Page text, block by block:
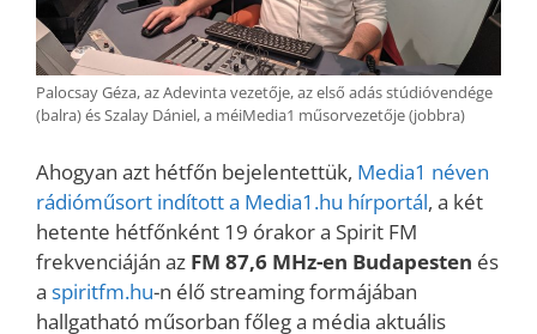
Palocsay Géza, az Adevinta vezetője, az első adás stúdióvendége
(balra) és Szalay Dániel, a méiMedia1 műsorvezetője (jobbra)
Ahogyan azt hétfőn bejelentettük, Media1 néven
rádióműsort indított a Media1.hu hírportál, a két
hetente hétfőnként 19 órakor a Spirit FM
frekvenciáján az FM 87,6 MHz-en Budapesten és
a spiritfm.hu-n élő streaming formájában
hallgatható műsorban főleg a média aktuális